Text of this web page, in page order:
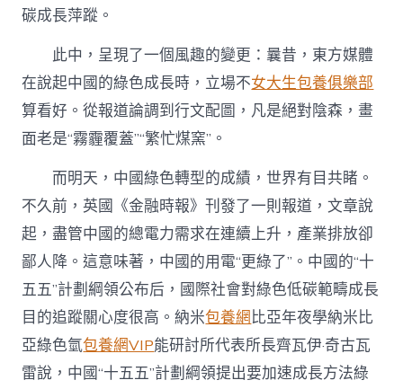
碳成長萍蹤。
此中，呈現了一個風趣的變更：曩昔，東方媒體
在說起中國的綠色成長時，立場不女大生包養俱樂部
算看好。從報道論調到行文配圖，凡是絕對陰森，畫
面老是“霧霾覆蓋”“繁忙煤窯”。
而明天，中國綠色轉型的成績，世界有目共睹。
不久前，英國《金融時報》刊發了一則報道，文章說
起，盡管中國的總電力需求在連續上升，產業排放卻
鄙人降。這意味著，中國的用電“更綠了”。中國的“十
五五”計劃綱領公布后，國際社會對綠色低碳範疇成長
目的追蹤關心度很高。納米包養網比亞年夜學納米比
亞綠色氫包養網VIP能研討所代表所長齊瓦伊·奇古瓦
雷說，中國“十五五”計劃綱領提出要加速成長方法綠